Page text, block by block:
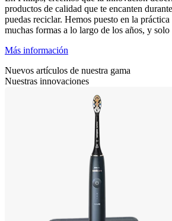
productos de calidad que te encanten
puedas reciclar. Hemos puesto en la
muchas formas a lo largo de los años, y solo
Más información
Nuevos artículos de nuestra gama
Nuestras innovaciones